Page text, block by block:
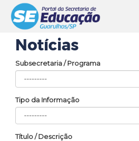
Notícias
Subsecretaria / Programa
Tipo da Informação
Título / Descrição